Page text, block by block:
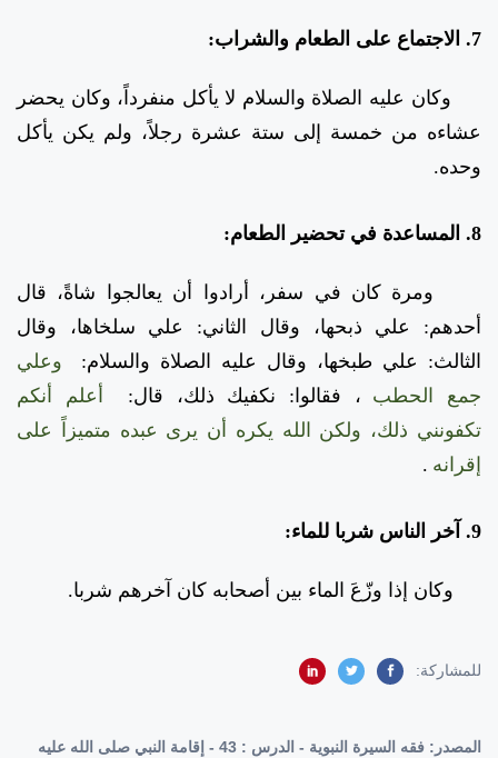
7. الاجتماع على الطعام والشراب:
وكان عليه الصلاة والسلام لا يأكل منفرداً، وكان يحضر
عشاءه من خمسة إلى ستة عشرة رجلاً، ولم يكن يأكل
وحده.
8. المساعدة في تحضير الطعام:
ومرة كان في سفر، أرادوا أن يعالجوا شاةً، قال
أحدهم: علي ذبحها، وقال الثاني: علي سلخاها، وقال
الثالث: علي طبخها، وقال عليه الصلاة والسلام:
وعلي
جمع الحطب ، فقالوا: نكفيك ذلك، قال:
أعلم أنكم
تكفونني ذلك، ولكن الله يكره أن يرى عبده متميزاً على
إقرانه .
9. آخر الناس شربا للماء:
وكان إذا وزّعَ الماء بين أصحابه كان آخرهم شربا.
للمشاركة:
المصدر:
فقه السيرة النبوية - الدرس : 43 - إقامة النبي صلى الله عليه